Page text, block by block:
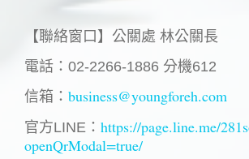
【聯絡窗口】公關處 林公關長
電話：02-2266-1886 分機612
信箱： business@youngforeh.com
官方LINE： https://page.line.me/
openQrModal=true/